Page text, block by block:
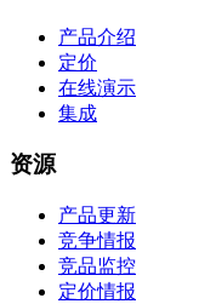
产品介绍
定价
在线演示
集成
资源
产品更新
竞争情报
竞品监控
定价情报